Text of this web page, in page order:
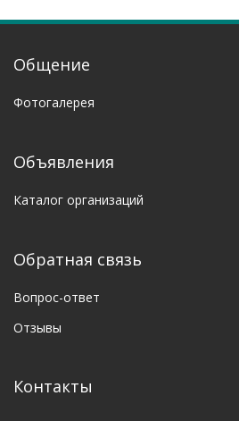
Общение
Фотогалерея
Объявления
Каталог организаций
Обратная связь
Вопрос-ответ
Отзывы
Контакты